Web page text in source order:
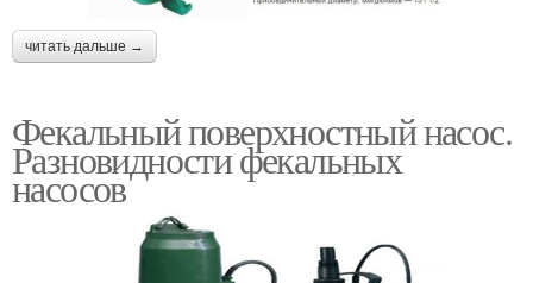
читать дальше →
Фекальный поверхностный насос.
Разновидности фекальных
насосов